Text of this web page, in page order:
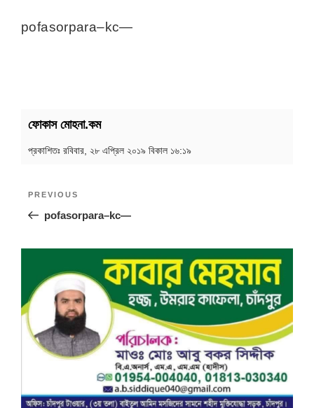
pofasorpara–kc—
ফোকাস মোহনা.কম
প্রকাশিতঃ রবিবার, ২৮ এপ্রিল ২০১৯ বিকাল ১৬:১৯
Previous
Post
PREVIOUS
pofasorpara–kc—